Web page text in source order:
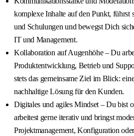
komplexe Inhalte auf den Punkt, führst
und Schulungen und bewegst Dich
IT und Management.
Kollaboration auf Augenhöhe – Du
Produktentwicklung, Betrieb und
stets das gemeinsame Ziel im Blick:
nachhaltige Lösung für den Kunden.
Digitales und agiles Mindset – Du bist
arbeitest gerne iterativ und bringst
Projektmanagement, Konfiguration